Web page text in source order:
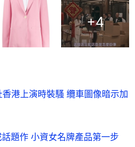
+4
港上演時裝騷 纜車圖像暗示加
題作 小資女名牌產品第一步